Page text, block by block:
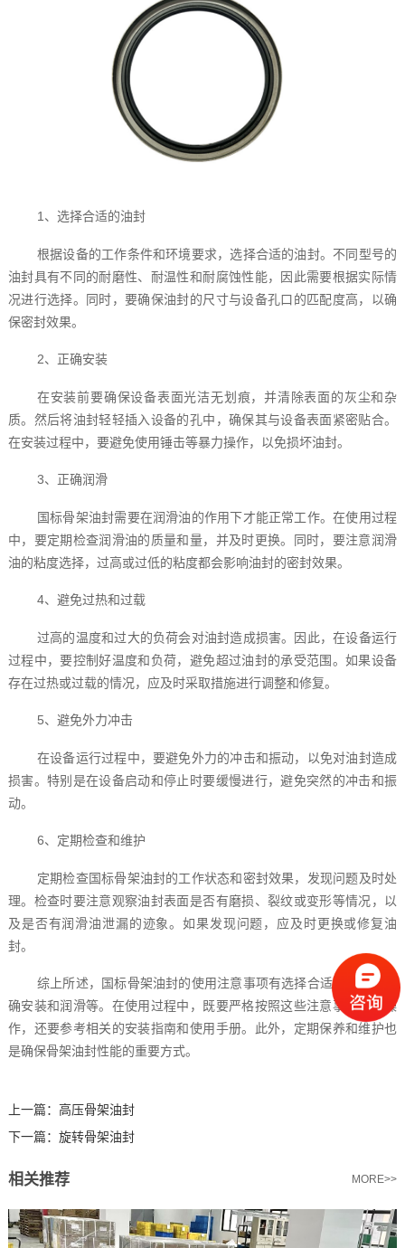
1、选择合适的油封
根据设备的工作条件和环境要求，选择合适的油封。不同型号的
油封具有不同的耐磨性、耐温性和耐腐蚀性能，因此需要根据实际情
况进行选择。同时，要确保油封的尺寸与设备孔口的匹配度高，以确
保密封效果。
2、正确安装
在安装前要确保设备表面光洁无划痕，并清除表面的灰尘和杂
质。然后将油封轻轻插入设备的孔中，确保其与设备表面紧密贴合。
在安装过程中，要避免使用锤击等暴力操作，以免损坏油封。
3、正确润滑
国标骨架油封需要在润滑油的作用下才能正常工作。在使用过程
中，要定期检查润滑油的质量和量，并及时更换。同时，要注意润滑
油的粘度选择，过高或过低的粘度都会影响油封的密封效果。
4、避免过热和过载
过高的温度和过大的负荷会对油封造成损害。因此，在设备运行
过程中，要控制好温度和负荷，避免超过油封的承受范围。如果设备
存在过热或过载的情况，应及时采取措施进行调整和修复。
5、避免外力冲击
在设备运行过程中，要避免外力的冲击和振动，以免对油封造成
损害。特别是在设备启动和停止时要缓慢进行，避免突然的冲击和振
动。
6、定期检查和维护
定期检查国标骨架油封的工作状态和密封效果，发现问题及时处
理。检查时要注意观察油封表面是否有磨损、裂纹或变形等情况，以
及是否有润滑油泄漏的迹象。如果发现问题，应及时更换或修复油
封。
综上所述，国标骨架油封的使用注意事项有选择合适的油封、正
确安装和润滑等。在使用过程中，既要严格按照这些注意事项进行操
作，还要参考相关的安装指南和使用手册。此外，定期保养和维护也
是确保骨架油封性能的重要方式。
上一篇： 高压骨架油封
下一篇： 旋转骨架油封
相关推荐 MORE>>